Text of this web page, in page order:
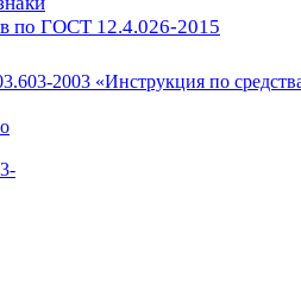
по ГОСТ 12.4.026-2015
2003 «Инструкция по